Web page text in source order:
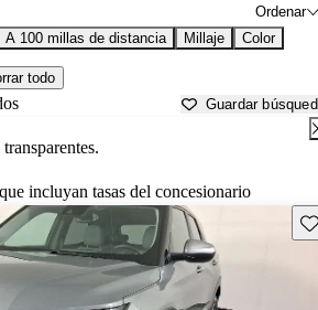
Ordenar
A 100 millas de distancia Millaje Color
todo
Guardar
incluyan tasas del concesionario